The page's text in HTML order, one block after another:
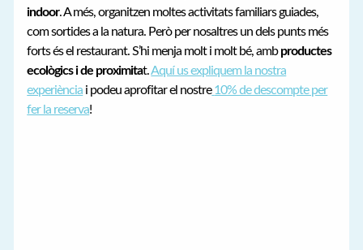
indoor. A més, organitzen moltes activitats familiars guiades,
com sortides a la natura. Però per nosaltres un dels punts més
forts és el restaurant. S’hi menja molt i molt bé, ambproductes
ecològics i de proximitat.Aquí us expliquem la nostra
experiència i podeu aprofitar el nostre 10% de descompte per
fer la reserva!